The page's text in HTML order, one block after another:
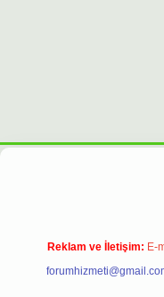
Reklam ve İletişim: E-